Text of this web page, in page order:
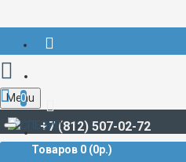
+7 (812) 507-02-72
Menu
0
Товаров 0 (0р.)
СУДОВОЕ